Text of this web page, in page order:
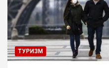
ТУРИЗМ